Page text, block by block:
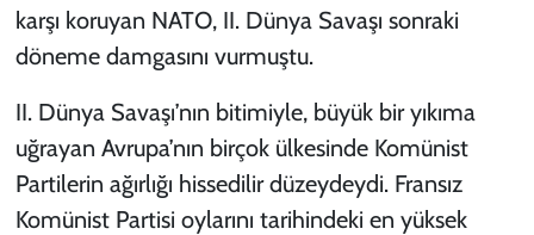
karşı koruyan NATO, II. Dünya Savaşı sonraki
döneme damgasını vurmuştu.
II. Dünya Savaşı’nın bitimiyle, büyük bir yıkıma
uğrayan Avrupa’nın birçok ülkesinde Komünist
Partilerin ağırlığı hissedilir düzeydeydi. Fransız
Komünist Partisi oylarını tarihindeki en yüksek